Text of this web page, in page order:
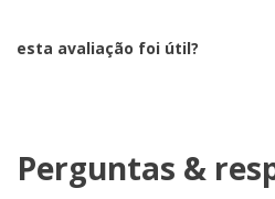
esta avaliação foi útil?
Perguntas &